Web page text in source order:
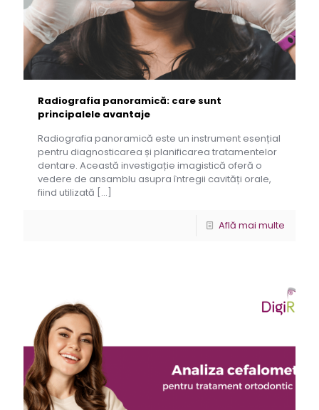
Radiografia panoramică: care sunt
principalele avantaje
Radiografia panoramică este un instrument esențial
pentru diagnosticarea și planificarea tratamentelor
dentare. Această investigație imagistică oferă o
vedere de ansamblu asupra întregii cavități orale,
fiind utilizată […]
Află mai multe